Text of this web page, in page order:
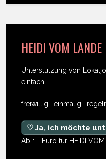
HEIDI VOM
Unterstützung von
einfach:
freiwillig | einmalig |
♡ Ja, ich möchte
Ab 1,- Euro für HEIDI